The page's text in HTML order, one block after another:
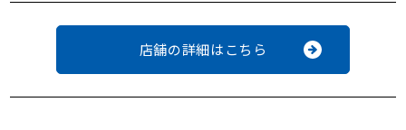
店舗の詳細はこちら